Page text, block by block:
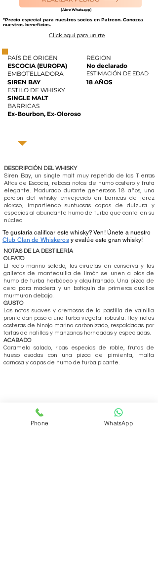
(Abre Whatsapp)
*Precio especial para nuestros socios en Patreon. Conozca
nuestros beneficios.
Click aquí para unirte
PAÍS DE ORIGEN
ESCOCIA (EUROPA)
EMBOTELLADORA
SIREN BAY
REGION
No declarado
ESTIMACIÓN DE EDAD
18 AÑOS
ESTILO DE WHISKY
SINGLE MALT
BARRICAS
Ex-Bourbon, Ex-Oloroso
DESCRIPCIÓN DEL WHISKY
Siren Bay, un single malt muy repetido de las Tierras
Altas de Escocia, rebosa notas de humo costero y fruta
elegante. Madurado durante generosos 18 años, una
porción del whisky envejecido en barricas de jerez
oloroso, impartiendo suntuosas capas de dulzura y
especias al abundante humo de turba que canta en su
núcleo.
Te gustaría calificar este whisky? Ven! Únete a nuestro
Club Clan de Whiskerosy evalúe este gran whisky!
NOTAS DE LA DESTILERÍA
OLFATO
El rocío marino salado, las ciruelas en conserva y las
galletas de mantequilla de limón se unen a olas de
humo de turba herbáceo y alquitranado. Una pizca de
cera para madera y un botiquín de primeros auxilios
murmuran debajo.
GUSTO
Las notas suaves y cremosas de la pastilla de vainilla
pronto dan paso a una turba vegetal robusta. Hay notas
costeras de hinojo marino carbonizado, respaldadas por
tartas de natillas y manzanas horneadas y especiadas.
ACABADO
Caramelo salado, ricas especias de roble, frutas de
hueso asadas con una pizca de pimienta, malta
carnosa y capas de humo de turba picante.
REALIZAR PEDIDO
Phone WhatsApp